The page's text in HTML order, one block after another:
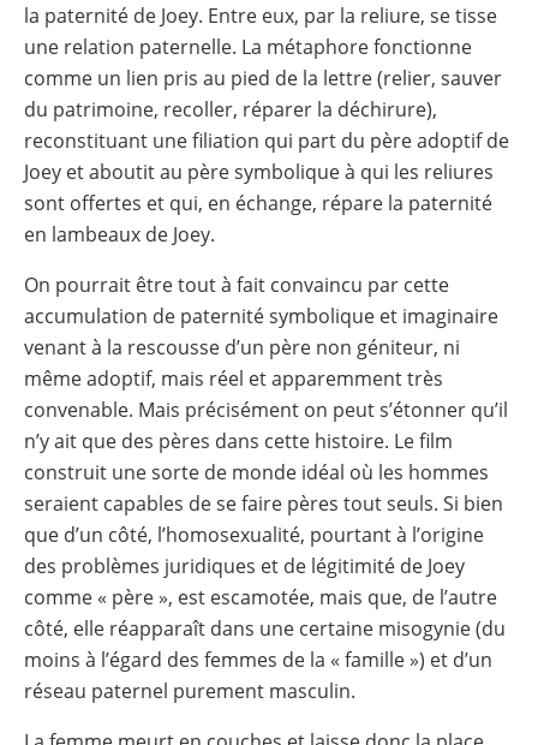
la paternité de Joey. Entre eux, par la reliure, se tisse
une relation paternelle. La métaphore fonctionne
comme un lien pris au pied de la lettre (relier, sauver
du patrimoine, recoller, réparer la déchirure),
reconstituant une filiation qui part du père adoptif de
Joey et aboutit au père symbolique à qui les reliures
sont offertes et qui, en échange, répare la paternité
en lambeaux de Joey.
On pourrait être tout à fait convaincu par cette
accumulation de paternité symbolique et imaginaire
venant à la rescousse d’un père non géniteur, ni
même adoptif, mais réel et apparemment très
convenable. Mais précisément on peut s’étonner qu’il
n’y ait que des pères dans cette histoire. Le film
construit une sorte de monde idéal où les hommes
seraient capables de se faire pères tout seuls. Si bien
que d’un côté, l’homosexualité, pourtant à l’origine
des problèmes juridiques et de légitimité de Joey
comme « père », est escamotée, mais que, de l’autre
côté, elle réapparaît dans une certaine misogynie (du
moins à l’égard des femmes de la « famille ») et d’un
réseau paternel purement masculin.